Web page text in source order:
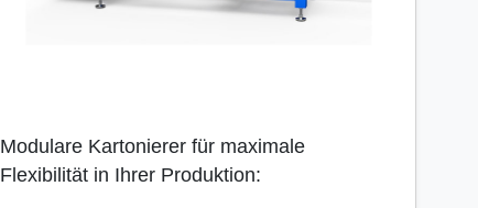
Modulare Kartonierer für maximale
Flexibilität in Ihrer Produktion: